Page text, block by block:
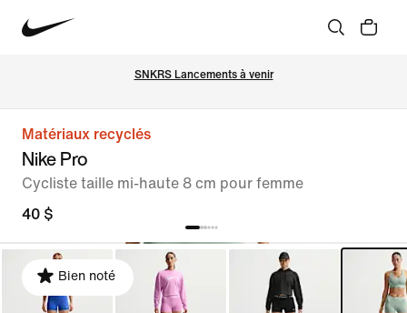
SNKRS Lancements à venir
Matériaux recyclés
Nike Pro
Cycliste taille mi-haute 8 cm pour femme
40 $
Bien noté